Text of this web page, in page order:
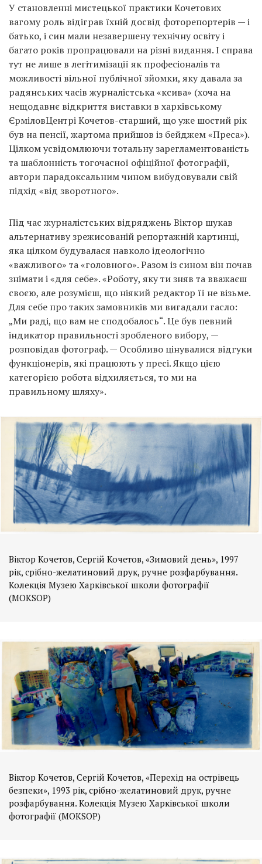
У становленні мистецької практики Кочетових
вагому роль відіграв їхній досвід фоторепортерів — і
батько, і син мали незавершену технічну освіту і
багато років пропрацювали на різні видання. І справа
тут не лише в легітимізації як професіоналів та
можливості вільної публічної зйомки, яку давала за
радянських часів журналістська «ксива» (хоча на
нещодавнє відкриття виставки в харківському
ЄрміловЦентрі Кочетов-старший, що уже шостий рік
був на пенсії, жартома прийшов із бейджем «Преса»).
Цілком усвідомлюючи тотальну зарегламентованість
та шаблонність тогочасної офіційної фотографії,
автори парадоксальним чином вибудовували свій
підхід «від зворотного».
Під час журналістських відряджень Віктор шукав
альтернативу зрежисованій репортажній картинці,
яка цілком будувалася навколо ідеологічно
«важливого» та «головного». Разом із сином він почав
знімати і «для себе». «Роботу, яку ти зняв та вважаєш
своєю, але розумієш, що ніякий редактор її не візьме.
Для себе про таких замовників ми вигадали гасло:
„Ми раді, що вам не сподобалось“. Це був певний
індикатор правильності зробленого вибору, —
розповідав фотограф. — Особливо цінувалися відгуки
функціонерів, які працюють у пресі. Якщо цією
категорією робота відхиляється, то ми на
правильному шляху».
Віктор Кочетов, Сергій Кочетов, «Зимовий день», 1997
рік, срібно-желатиновий друк, ручне розфарбування.
Колекція Музею Харківської школи фотографії
(MOKSOP)
Віктор Кочетов, Сергій Кочетов, «Перехід на острівець
безпеки», 1993 рік, срібно-желатиновий друк, ручне
розфарбування. Колекція Музею Харківської школи
фотографії (MOKSOP)